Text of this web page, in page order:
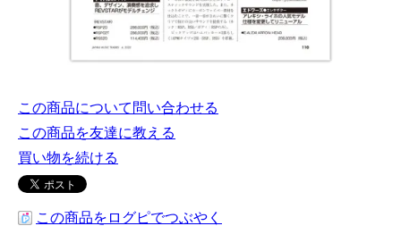
この商品について問い合わせる
この商品を友達に教える
買い物を続ける
この商品をログピでつぶやく